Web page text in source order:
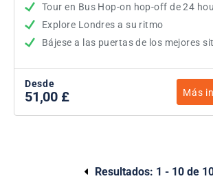
Tour en Bus Hop-on hop-off de 24
Explore Londres a su ritmo
Bájese a las puertas de los mejores
Desde
51,00 £ Más
Resultados: 1 - 10 de